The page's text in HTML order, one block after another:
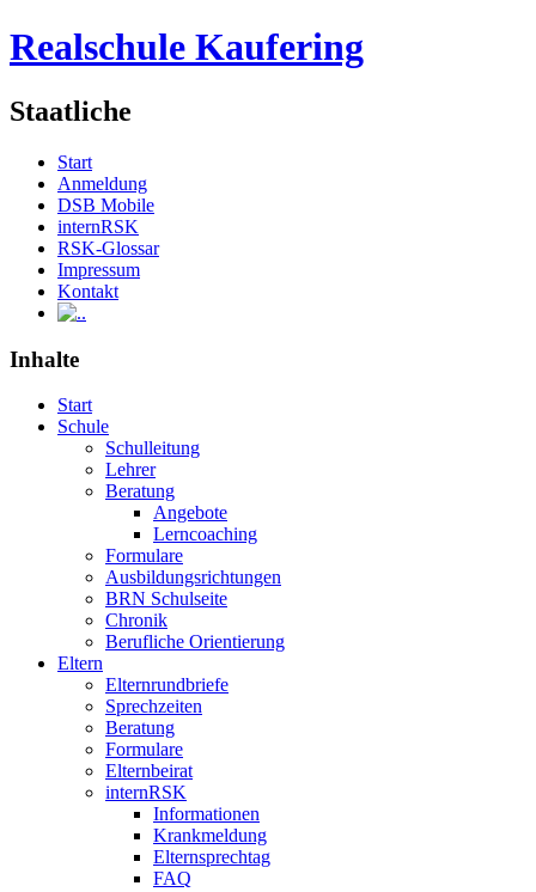
Realschule Kaufering
Staatliche
Start
Anmeldung
DSB Mobile
internRSK
RSK-Glossar
Impressum
Kontakt
.
Inhalte
Start
Schule
Schulleitung
Lehrer
Beratung
Angebote
Lerncoaching
Formulare
Ausbildungsrichtungen
BRN Schulseite
Chronik
Berufliche Orientierung
Eltern
Elternrundbriefe
Sprechzeiten
Beratung
Formulare
Elternbeirat
internRSK
Informationen
Krankmeldung
Elternsprechtag
FAQ